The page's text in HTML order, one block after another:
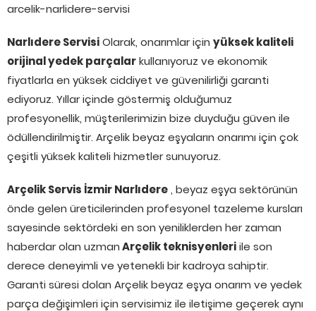
arcelik-narlidere-servisi
Narlıdere ServisiOlarak, onarımlar için yüksek kaliteli
orijinal yedek parçalarkullanıyoruz ve ekonomik
fiyatlarla en yüksek ciddiyet ve güvenilirliği garanti
ediyoruz. Yıllar içinde göstermiş olduğumuz
profesyonellik, müşterilerimizin bize duyduğu güven ile
ödüllendirilmiştir. Arçelik beyaz eşyaların onarımı için çok
çeşitli yüksek kaliteli hizmetler sunuyoruz.
Arçelik Servis İzmir Narlıdere, beyaz eşya sektörünün
önde gelen üreticilerinden profesyonel tazeleme kursları
sayesinde sektördeki en son yeniliklerden her zaman
haberdar olan uzmanArçelik teknisyenleriile son
derece deneyimli ve yetenekli bir kadroya sahiptir.
Garanti süresi dolan Arçelik beyaz eşya onarım ve yedek
parça değişimleri için servisimiz ile iletişime geçerek aynı